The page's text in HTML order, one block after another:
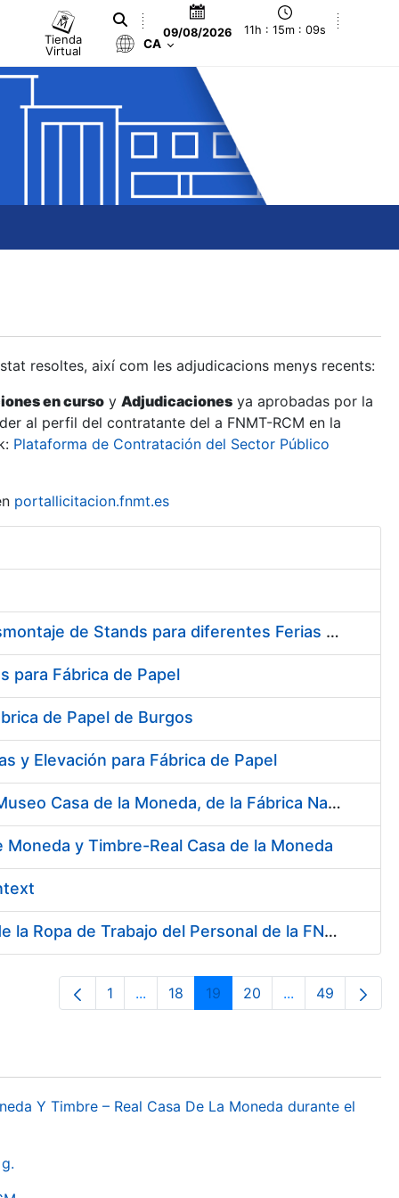
Tienda
Virtual
09/08/2026 11h : 15m : 09s
CA
resoltes, així com les adjudicacions menys recents:
en curso y Adjudicaciones ya aprobadas por la
al perfil del contratante del a FNMT-RCM en la
Plataforma de Contratación del Sector Público
portallicitacion.fnmt.es
Contratación del Servicio de Diseño, Construcción, Montaje y Desmontaje de Stands para diferentes Ferias y Jornadas Nacionales e Internacionales
para Fábrica de Papel
de Papel de Burgos
y Elevación para Fábrica de Papel
Contratación del Servicio de Atención al Público en la Tienda del Museo Casa de la Moneda, de la Fábrica Nacional de Moneda y Timbre-Real Casa de la Moneda
y Timbre-Real Casa de la Moneda
Servicio de Lavado, Limpieza, Descontaminación y Desinfección de la Ropa de Trabajo del Personal de la FNMT-RCM
Pàgina
1 ...Pàgines intermèdies Utilitzeu TAB per
Pàgina
18 Pàgina
19 Pàgina
20 ...PàginesPàgina
49
Y Timbre – Real Casa De La Moneda durante el